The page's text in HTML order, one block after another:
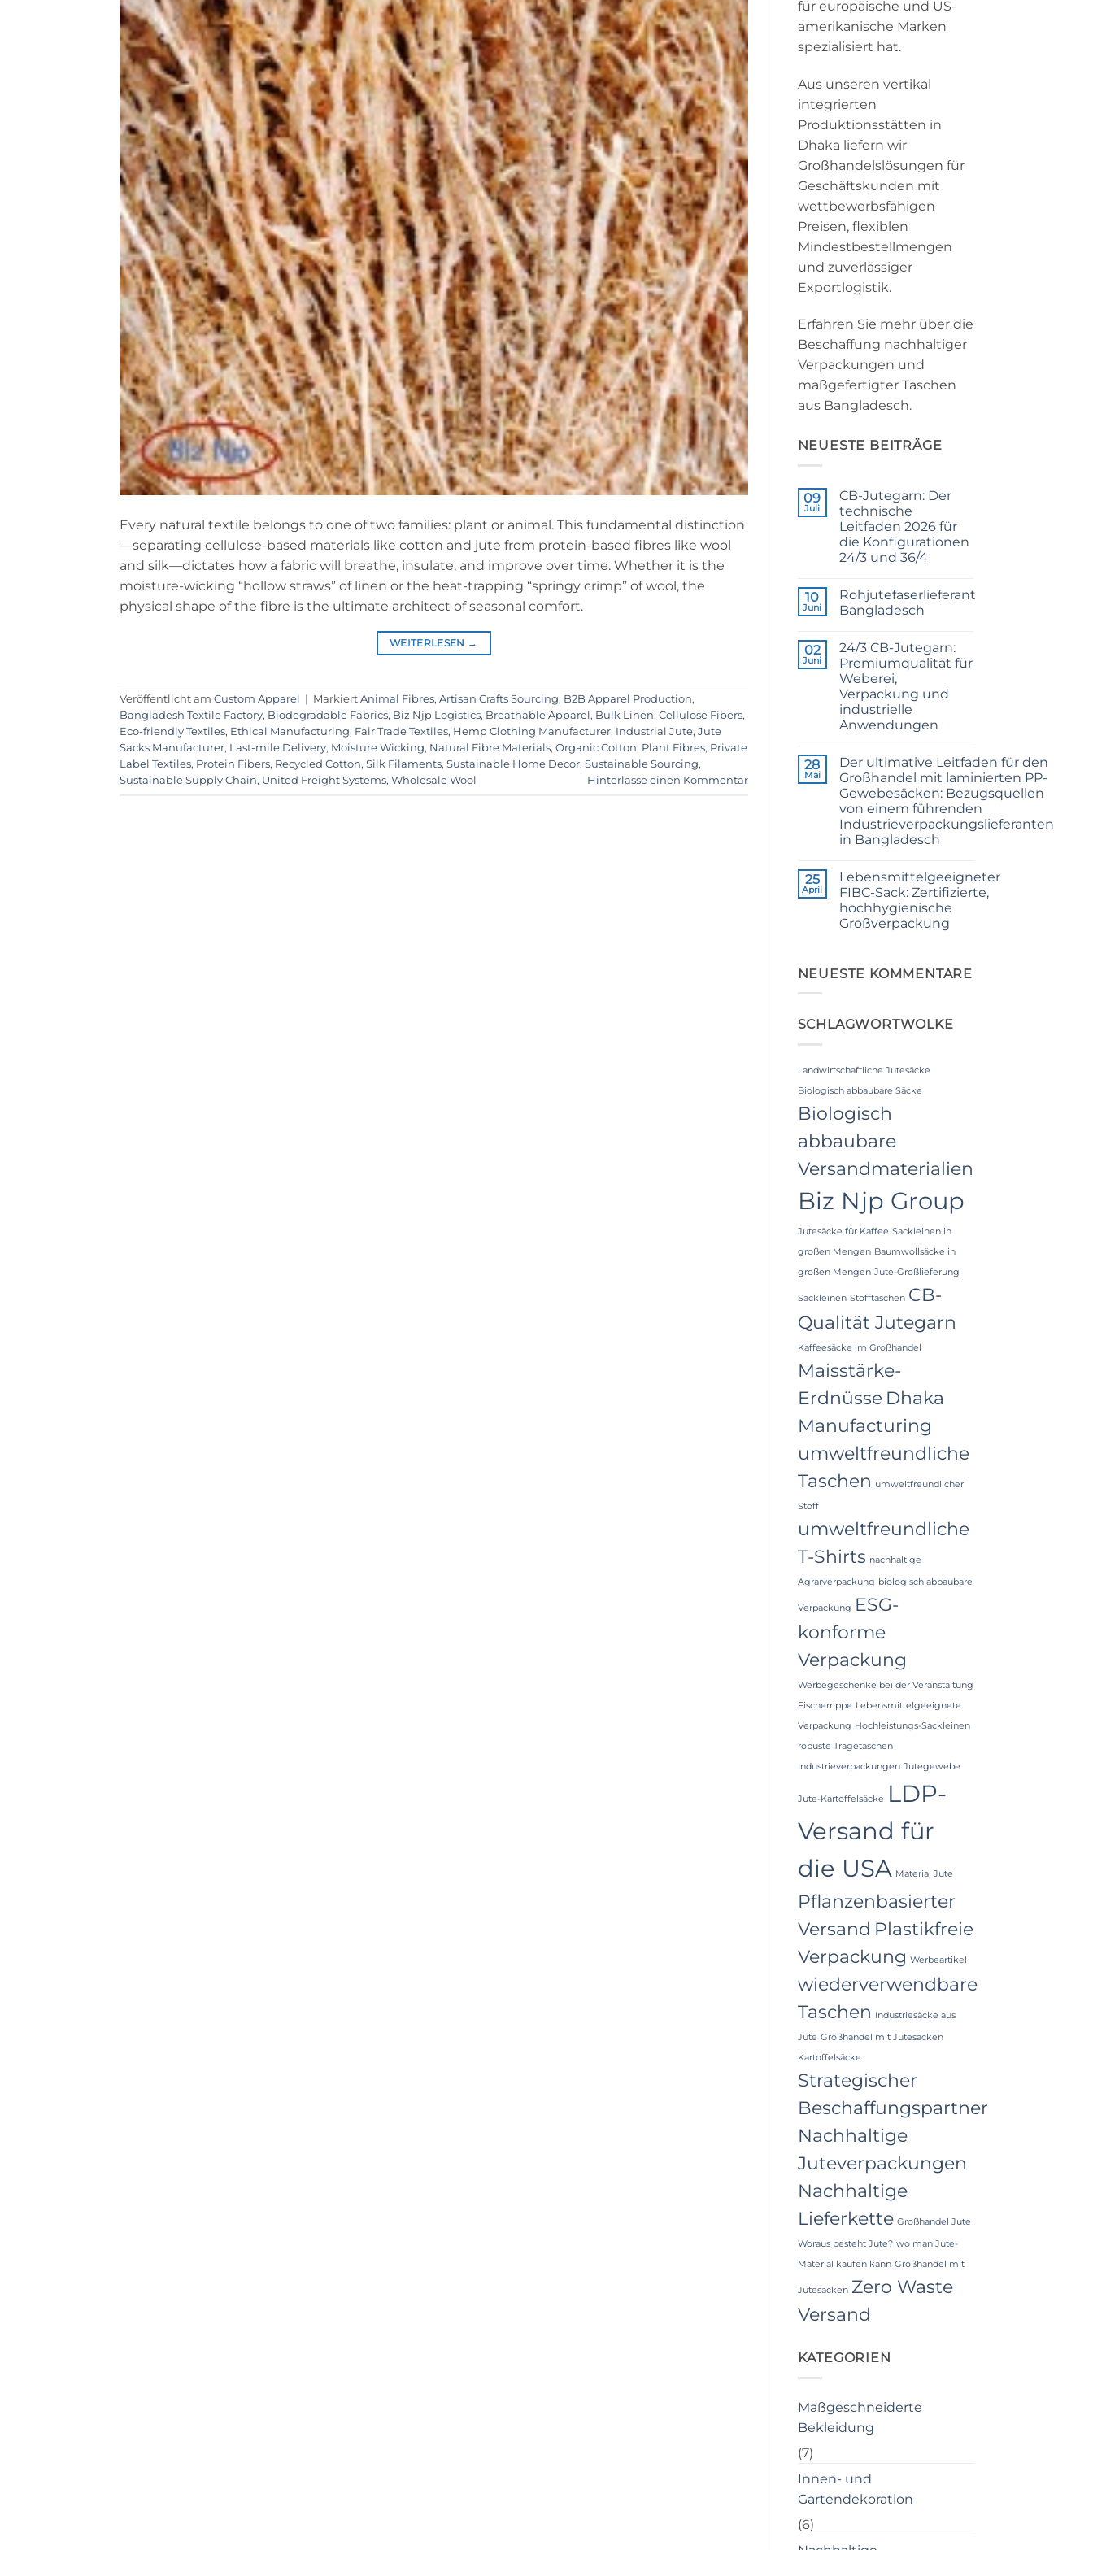
Every natural textile belongs to one of two families: plant or animal. This fundamental distinction
—separating cellulose-based materials like cotton and jute from protein-based fibres like wool
and silk—dictates how a fabric will breathe, insulate, and improve over time. Whether it is the
moisture-wicking “hollow straws” of linen or the heat-trapping “springy crimp” of wool, the
physical shape of the fibre is the ultimate architect of seasonal comfort.
WEITERLESEN →
Veröffentlicht am Custom Apparel | Markiert Animal Fibres, Artisan Crafts Sourcing, B2B Apparel Production,
Bangladesh Textile Factory, Biodegradable Fabrics, Biz Njp Logistics, Breathable Apparel, Bulk Linen, Cellulose Fibers,
Eco-friendly Textiles, Ethical Manufacturing, Fair Trade Textiles, Hemp Clothing Manufacturer, Industrial Jute, Jute
Sacks Manufacturer, Last-mile Delivery, Moisture Wicking, Natural Fibre Materials, Organic Cotton, Plant Fibres, Private
Label Textiles, Protein Fibers, Recycled Cotton, Silk Filaments, Sustainable Home Decor, Sustainable Sourcing,
Sustainable Supply Chain, United Freight Systems, Wholesale Wool Hinterlasse einen Kommentar
für europäische und US-
amerikanische Marken
spezialisiert hat.
Aus unseren vertikal
integrierten
Produktionsstätten in
Dhaka liefern wir
Großhandelslösungen für
Geschäftskunden mit
wettbewerbsfähigen
Preisen, flexiblen
Mindestbestellmengen
und zuverlässiger
Exportlogistik.
Erfahren Sie mehr über die
Beschaffung nachhaltiger
Verpackungen und
maßgefertigter Taschen
aus Bangladesch.
NEUESTE BEITRÄGE
09
Juli
CB-Jutegarn: Der
technische
Leitfaden 2026 für
die Konfigurationen
24/3 und 36/4
zu
CB
Grade
The
Technical
2026
Guide
to
24/3
and
36/4
Configurations
10
Juni
Rohjutefaserlieferant
Bangladesch
zu
Raw
Jute
Fibre
Supplier
Bangladesh
02
Juni
24/3 CB-Jutegarn:
Premiumqualität für
Weberei,
Verpackung und
industrielle
Anwendungen
zu
24/3
CB
Grade
Jute
Yarn:
Premium
Quality
for
and
Industrial
Applications
28
Mai
Der ultimative Leitfaden für den
Großhandel mit laminierten PP-
Gewebesäcken: Bezugsquellen
von einem führenden
Industrieverpackungslieferanten
in Bangladesch
zu
The
Ultimate
Guide
to
Laminated
Wholesale:
Sourcing
Industrial
Bangladesh
25
April
Lebensmittelgeeigneter
FIBC-Sack: Zertifizierte,
hochhygienische
Großverpackung
Food
Grade
High-
NEUESTE KOMMENTARE
SCHLAGWORTWOLKE
Landwirtschaftliche Jutesäcke
Biologisch abbaubare Säcke
Biologisch
abbaubare
Versandmaterialien
Biz Njp Group
Jutesäcke für Kaffee Sackleinen in
großen Mengen Baumwollsäcke in
großen Mengen Jute-Großlieferung
Sackleinen Stofftaschen CB-
Qualität Jutegarn
Kaffeesäcke im Großhandel
Maisstärke-
Erdnüsse Dhaka
Manufacturing
umweltfreundliche
Taschen umweltfreundlicher
Stoff
umweltfreundliche
T-Shirts nachhaltige
Agrarverpackung biologisch abbaubare
Verpackung ESG-
konforme
Verpackung
Werbegeschenke bei der Veranstaltung
Fischerrippe Lebensmittelgeeignete
Verpackung Hochleistungs-Sackleinen
robuste Tragetaschen
Industrieverpackungen Jutegewebe
Jute-Kartoffelsäcke
LDP-
Versand für
die USA Material Jute
Pflanzenbasierter
Versand Plastikfreie
Verpackung Werbeartikel
wiederverwendbare
Taschen Industriesäcke aus
Jute Großhandel mit Jutesäcken
Kartoffelsäcke
Strategischer
Beschaffungspartner
Nachhaltige
Juteverpackungen
Nachhaltige
Lieferkette Großhandel Jute
Woraus besteht Jute? wo man Jute-
Material kaufen kann Großhandel mit
Jutesäcken Zero Waste
Versand
KATEGORIEN
Maßgeschneiderte
Bekleidung
(7)
Innen- und
Gartendekoration
(6)